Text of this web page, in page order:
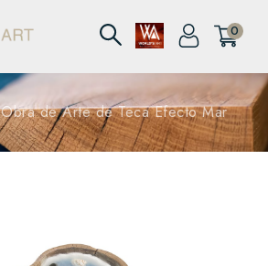
0
Obra de Arte de Teca Efecto Mar